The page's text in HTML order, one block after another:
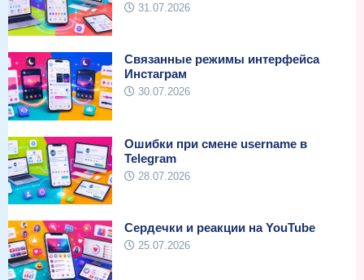
31.07.2026
Связанные режимы интерфейса
Инстаграм
30.07.2026
Ошибки при смене username в
Telegram
28.07.2026
Сердечки и реакции на YouTube
25.07.2026